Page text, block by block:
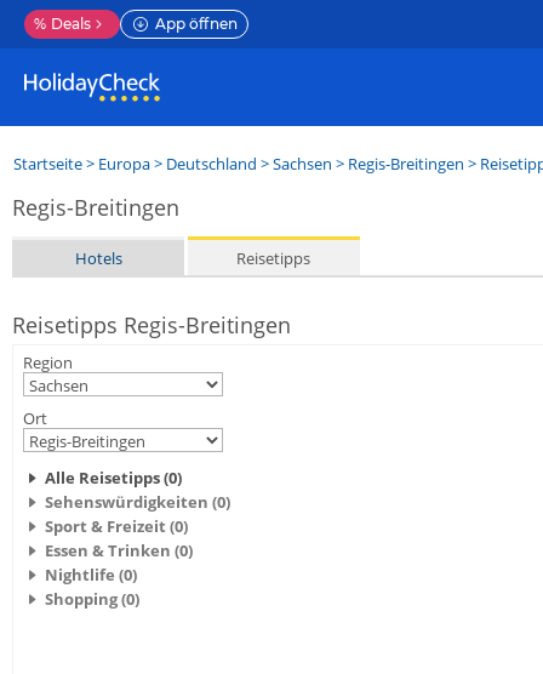
% Deals App öffnen
Startseite> Europa> Deutschland >Sachsen > Regis-Breitingen >
Regis-Breitingen
Hotels Reisetipps
Reisetipps Regis-Breitingen
Region
Ort
Alle Reisetipps (0)
Sehenswürdigkeiten (0)
Sport & Freizeit (0)
Essen & Trinken (0)
Nightlife (0)
Shopping (0)